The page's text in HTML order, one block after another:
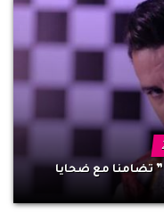
تضامنا مع ضحايا